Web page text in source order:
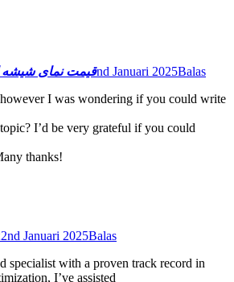
قیمت نمای شیشه22nd Januari 2025Balas
I was wondering if you could write
I’d be very grateful if you could
thanks!
Januari 2025Balas
specialist with a proven track record in
I’ve assisted